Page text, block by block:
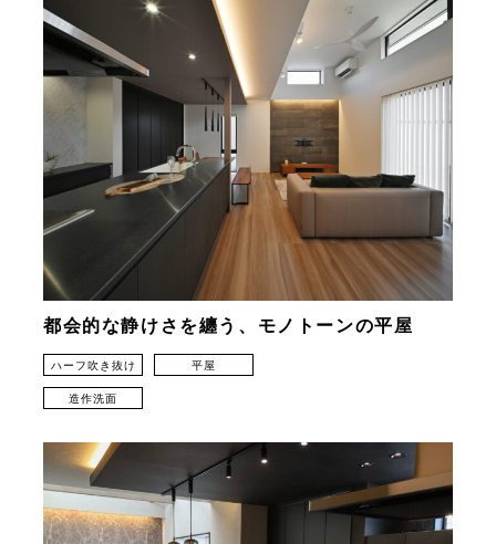
都会的な静けさを纏う、モノトーンの平屋
ハーフ吹き抜け 平屋
造作洗面